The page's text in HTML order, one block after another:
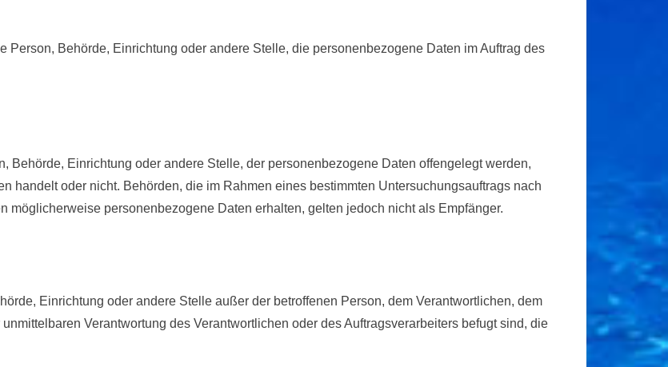
Person, Behörde, Einrichtung oder andere Stelle, die personenbezogene Daten im Auftrag des
Behörde, Einrichtung oder andere Stelle, der personenbezogene Daten offengelegt werden,
handelt oder nicht. Behörden, die im Rahmen eines bestimmten Untersuchungsauftrags nach
möglicherweise personenbezogene Daten erhalten, gelten jedoch nicht als Empfänger.
Einrichtung oder andere Stelle außer der betroffenen Person, dem Verantwortlichen, dem
Verantwortung des Verantwortlichen oder des Auftragsverarbeiters befugt sind, die